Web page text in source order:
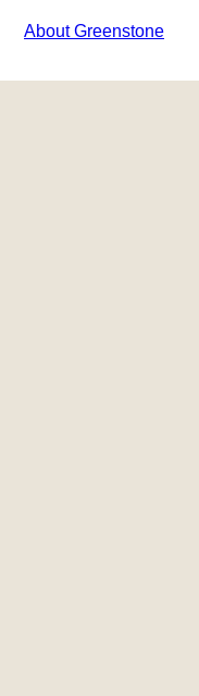
About Greenstone